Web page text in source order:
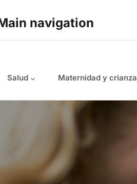
navigation
Salud Maternidad y crianza